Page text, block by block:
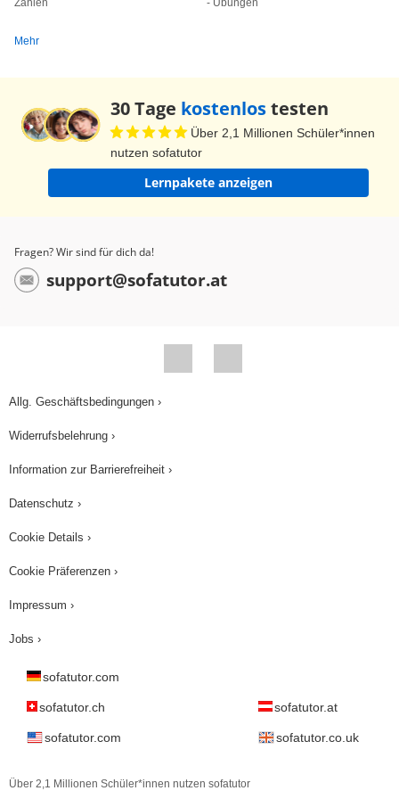
ungleich gruseliger.
Zahlen
- Übungen
Mehr
30 Tage kostenlostesten
Über 2,1 Millionen Schüler*innen
nutzen sofatutor
Lernpakete anzeigen
Fragen? Wir sind für dich da!
support@sofatutor.at
Allg. Geschäftsbedingungen ›
Widerrufsbelehrung ›
Information zur Barrierefreiheit ›
Datenschutz ›
Cookie Details ›
Cookie Präferenzen ›
Impressum ›
Jobs ›
sofatutor.com
sofatutor.ch sofatutor.at
sofatutor.com sofatutor.co.uk
Über 2,1 Millionen Schüler*innen nutzen sofatutor